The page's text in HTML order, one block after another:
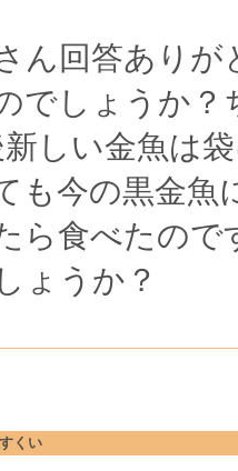
ん回答あり
でしょうか
しい金魚は
も今の黒金魚
ら食べたの
ょうか？
くい